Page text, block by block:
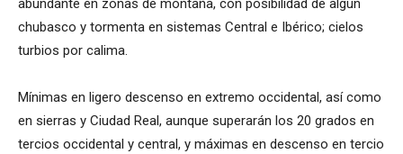
abundante en zonas de montaña, con posibilidad de algún
chubasco y tormenta en sistemas Central e Ibérico; cielos
turbios por calima.
Mínimas en ligero descenso en extremo occidental, así como
en sierras y Ciudad Real, aunque superarán los 20 grados en
tercios occidental y central, y máximas en descenso en tercio